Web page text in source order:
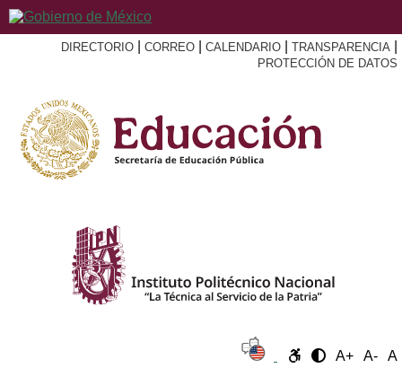
DIRECTORIO CORREO CALENDARIO TRANSPARENCIA
PROTECCIÓN DE DATOS
A+ A- A